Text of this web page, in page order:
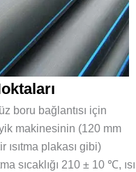
boru bağlantısı için
makinesinin (120 mm
ısıtma plakası gibi)
sıcaklığı 210 ± 10 ℃, ısı